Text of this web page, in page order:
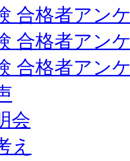
合格者アン
合格者アン
合格者アン
会
え